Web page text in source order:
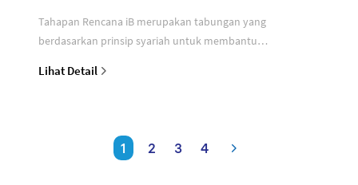
Tahapan Rencana iB merupakan tabungan yang
berdasarkan prinsip syariah untuk membantu
Lihat Detail
1 2 3 4